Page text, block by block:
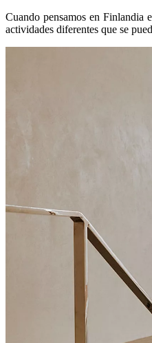
Cuando pensamos en Finlandia
actividades diferentes que se